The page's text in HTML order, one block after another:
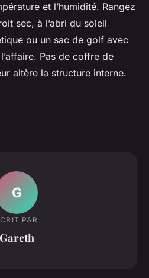
et l’humidité. Rangez
sec, à l’abri du soleil
ou un sac de golf avec
Pas de coffre de
altère la structure interne.
G
PAR
Gareth